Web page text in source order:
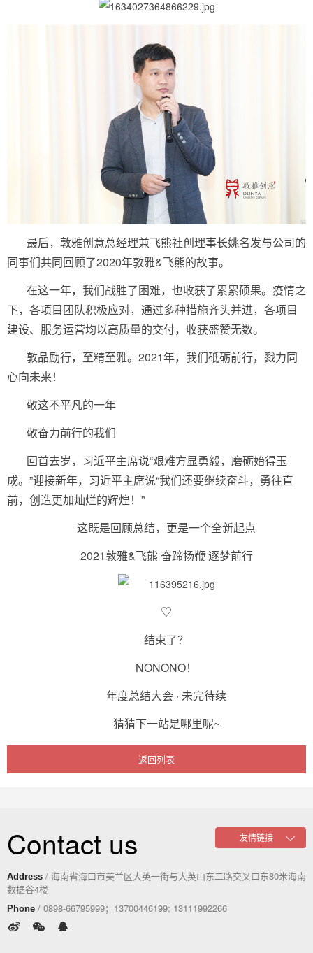
最后，敦雅创意总经理兼飞熊社创理事长姚名发与公司的
同事们共同回顾了2020年敦雅&飞熊的故事。
在这一年，我们战胜了困难，也收获了累累硕果。疫情之
下，各项目团队积极应对，通过多种措施齐头并进，各项目
建设、服务运营均以高质量的交付，收获盛赞无数。
敦品励行，至精至雅。2021年，我们砥砺前行，戮力同
心向未来！
敬这不平凡的一年
敬奋力前行的我们
回首去岁，习近平主席说“艰难方显勇毅，磨砺始得玉
成。”迎接新年，习近平主席说“我们还要继续奋斗，勇往直
前，创造更加灿烂的辉煌！”
这既是回顾总结，更是一个全新起点
2021敦雅&飞熊 奋蹄扬鞭 逐梦前行
♡
结束了？
NONONO！
年度总结大会 · 未完待续
猜猜下一站是哪里呢~
返回列表
Contact us
Address / 海南省海口市美兰区大英一街与大英山东二路交叉口东80米海南
数据谷4楼
Phone / 0898-66795999；13700446199; 13111992266